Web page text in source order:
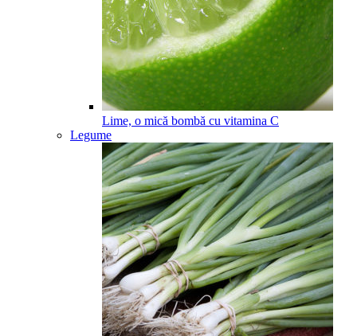
Lime, o mică bombă cu vitamina C
Legume